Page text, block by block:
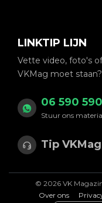
LINKTIP LIJN
Vette video, foto's
VKMag moet staan?
06 590
Stuur ons
Tip VKMag
© 2026 VK
Over ons